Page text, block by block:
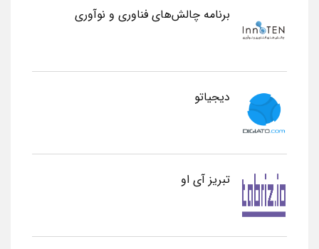
برنامه چالش‌های فناوری و نوآوری
دیجیاتو
تبریز آی او